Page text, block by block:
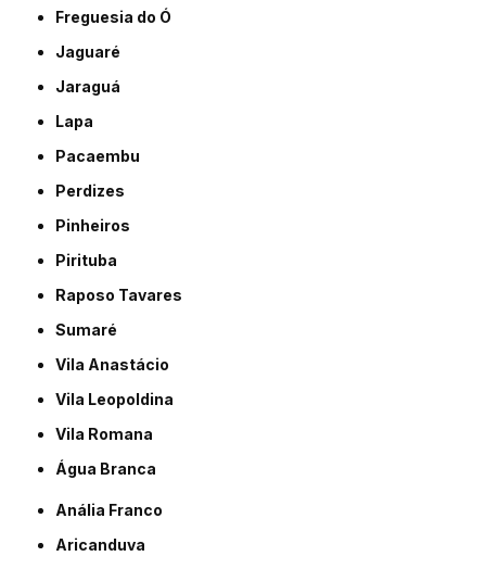
Freguesia do Ó
Jaguaré
Jaraguá
Lapa
Pacaembu
Perdizes
Pinheiros
Pirituba
Raposo Tavares
Sumaré
Vila Anastácio
Vila Leopoldina
Vila Romana
Água Branca
Anália Franco
Aricanduva